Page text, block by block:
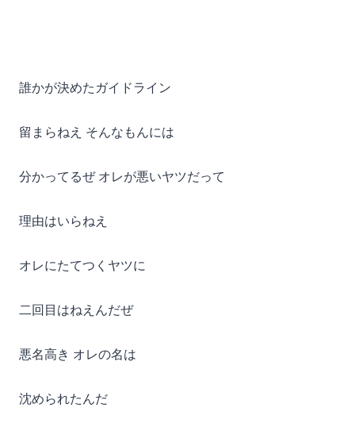
誰かが決めたガイドライン
留まらねえ そんなもんには
分かってるぜ オレが悪いヤツだって
理由はいらねえ
オレにたてつくヤツに
二回目はねえんだぜ
悪名高き オレの名は
沈められたんだ